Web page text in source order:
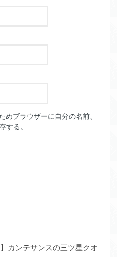
めブラウザーに自分の名前、
する。
カンテサンスの三ツ星クオ